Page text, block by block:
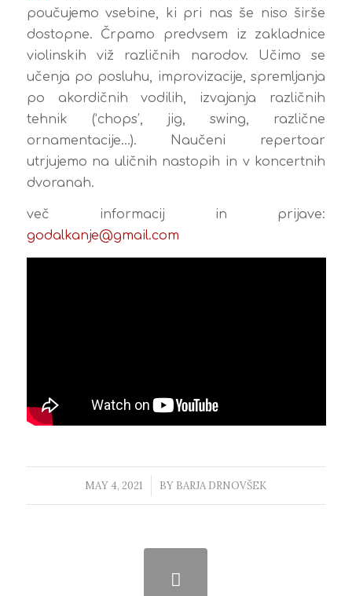
poučujemo vsebine, ki pri nas še niso širše
dostopne. Črpamo predvsem iz zakladnice
violinskih viž različnih narodov. Učimo se
učenja po posluhu, improvizacije, spremljanja
po akordičnih vodilih, izvajanja različnih
tehnik (‘chops’, jig, swing, različne
ornamentacije…). Naučeni repertoar
utrjujemo na uličnih nastopih in v koncertnih
dvoranah.
več informacij in prijave:
godalkanje@gmail.com
MAY 4, 2021
/ BY BARJA DRNOVŠEK